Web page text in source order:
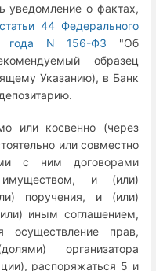
уведомление о фактах,
статьи 44 Федерального
года N 156-ФЗ "Об
образец
Указанию), в Банк
или косвенно (через
или совместно
с ним договорами
имуществом, и (или)
поручения, и (или)
иным соглашением,
осуществление прав,
организатора
распоряжаться 5 и